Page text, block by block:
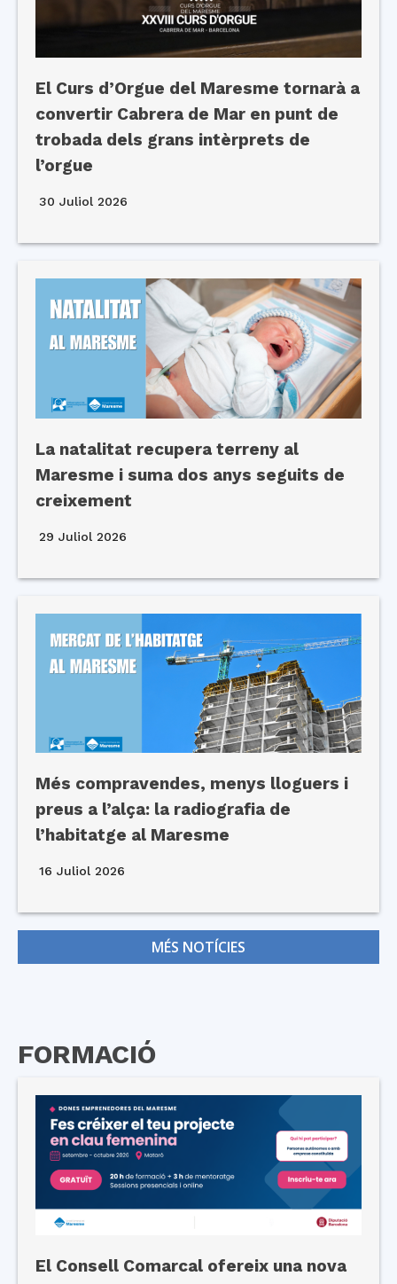
El Curs d’Orgue del Maresme tornarà a
convertir Cabrera de Mar en punt de
trobada dels grans intèrprets de
l’orgue
30 Juliol 2026
La natalitat recupera terreny al
Maresme i suma dos anys seguits de
creixement
29 Juliol 2026
Més compravendes, menys lloguers i
preus a l’alça: la radiografia de
l’habitatge al Maresme
16 Juliol 2026
MÉS NOTÍCIES
FORMACIÓ
El Consell Comarcal ofereix una nova